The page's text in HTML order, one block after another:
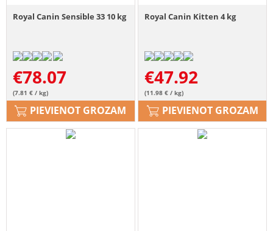
Royal Canin Sensible 33 10 kg
€78.07
(7.81 € / kg)
PIEVIENOT GROZAM
Royal Canin Kitten 4 kg
€47.92
(11.98 € / kg)
PIEVIENOT GROZAM